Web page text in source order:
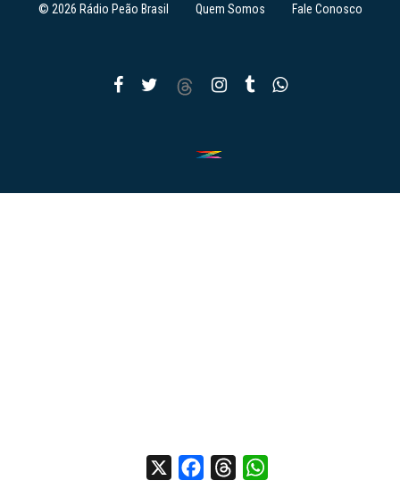
© 2026 Rádio Peão Brasil Quem Somos Fale Conosco
X FacebookThreadsWhatsApp